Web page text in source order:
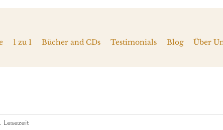
1 zu 1 Bücher and CDs Testimonials Blog Über
Lesezeit